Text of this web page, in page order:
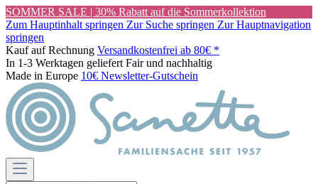
SOMMER SALE | 30% Rabatt auf die Sommerkollektion
Zum Hauptinhalt springen Zur Suche springen Zur Hauptnavigation
springen
Kauf auf Rechnung Versandkostenfrei ab 80€ *
In 1-3 Werktagen geliefert Fair und nachhaltig
Made in Europe 10€ Newsletter-Gutschein